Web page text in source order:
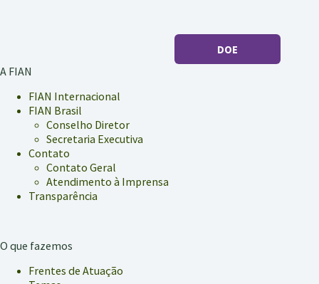
DOE
A FIAN
FIAN Internacional
FIAN Brasil
Conselho Diretor
Secretaria Executiva
Contato
Contato Geral
Atendimento à Imprensa
Transparência
O que fazemos
Frentes de Atuação